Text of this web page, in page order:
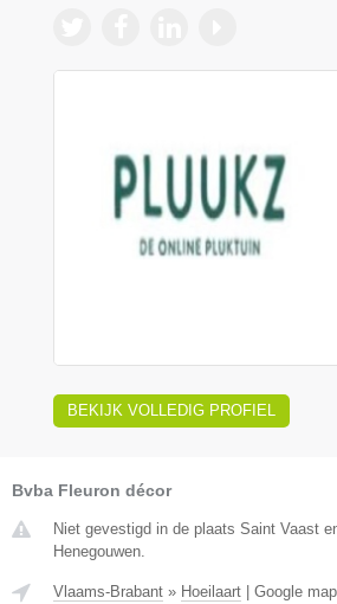
BEKIJK VOLLEDIG PROFIEL
Bvba Fleuron décor
Niet gevestigd in de plaats Saint Vaast
Henegouwen.
Vlaams-Brabant » Hoeilaart Google